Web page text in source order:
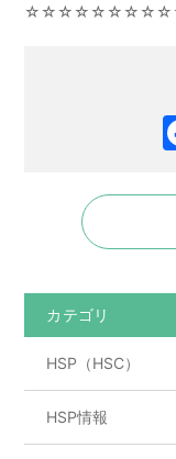
カテゴリ
HSP（HSC）
HSP情報